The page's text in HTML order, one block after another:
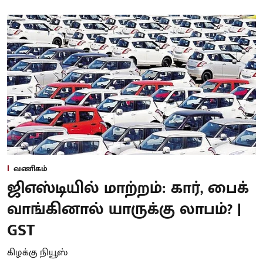
வணிகம்
ஜிஎஸ்டியில் மாற்றம்: கார், பைக்
வாங்கினால் யாருக்கு லாபம்? |
GST
கிழக்கு நியூஸ்